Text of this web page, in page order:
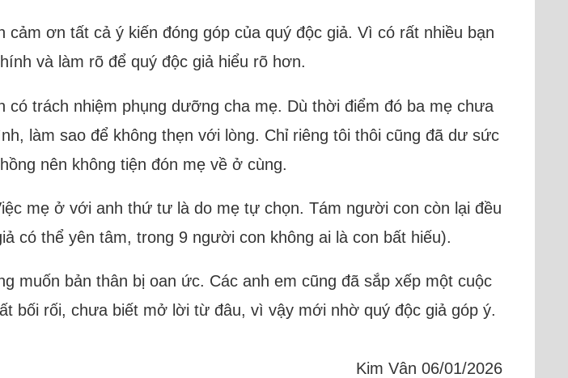
ơn tất cả ý kiến đóng góp của quý độc giả. Vì có rất nhiều bạn
và làm rõ để quý độc giả hiểu rõ hơn.
trách nhiệm phụng dưỡng cha mẹ. Dù thời điểm đó ba mẹ chưa
làm sao để không thẹn với lòng. Chỉ riêng tôi thôi cũng đã dư sức
nên không tiện đón mẹ về ở cùng.
mẹ ở với anh thứ tư là do mẹ tự chọn. Tám người con còn lại đều
có thể yên tâm, trong 9 người con không ai là con bất hiếu).
muốn bản thân bị oan ức. Các anh em cũng đã sắp xếp một cuộc
bối rối, chưa biết mở lời từ đâu, vì vậy mới nhờ quý độc giả góp ý.
Kim Vân 06/01/2026